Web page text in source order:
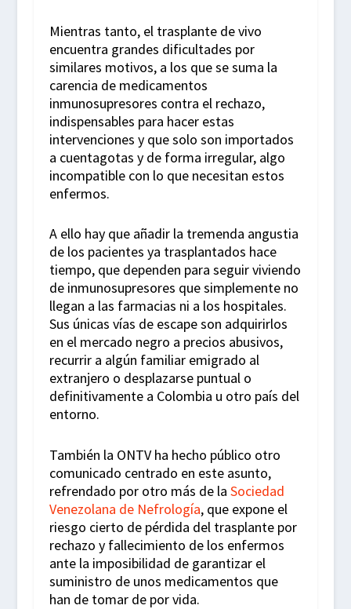
Mientras tanto, el trasplante de vivo
encuentra grandes dificultades por
similares motivos, a los que se suma la
carencia de medicamentos
inmunosupresores contra el rechazo,
indispensables para hacer estas
intervenciones y que solo son importados
a cuentagotas y de forma irregular, algo
incompatible con lo que necesitan estos
enfermos.
A ello hay que añadir la tremenda angustia
de los pacientes ya trasplantados hace
tiempo, que dependen para seguir viviendo
de inmunosupresores que simplemente no
llegan a las farmacias ni a los hospitales.
Sus únicas vías de escape son adquirirlos
en el mercado negro a precios abusivos,
recurrir a algún familiar emigrado al
extranjero o desplazarse puntual o
definitivamente a Colombia u otro país del
entorno.
También la ONTV ha hecho público otro
comunicado centrado en este asunto,
refrendado por otro más de la Sociedad
Venezolana de Nefrología, que expone el
riesgo cierto de pérdida del trasplante por
rechazo y fallecimiento de los enfermos
ante la imposibilidad de garantizar el
suministro de unos medicamentos que
han de tomar de por vida.